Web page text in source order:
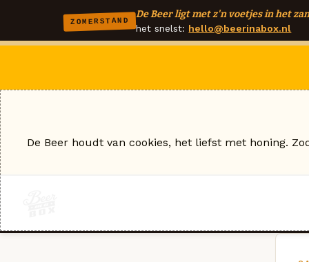
ZOMERSTAND
De Beer ligt met z'n voetjes in het
het snelst: hello@beerinabox.nl
De Beer houdt van cookies, het liefst met honing.